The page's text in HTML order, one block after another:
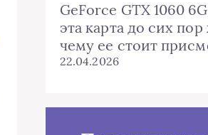
GeForce GTX 1060
эта карта до сих
чему ее стоит
22.04.2026